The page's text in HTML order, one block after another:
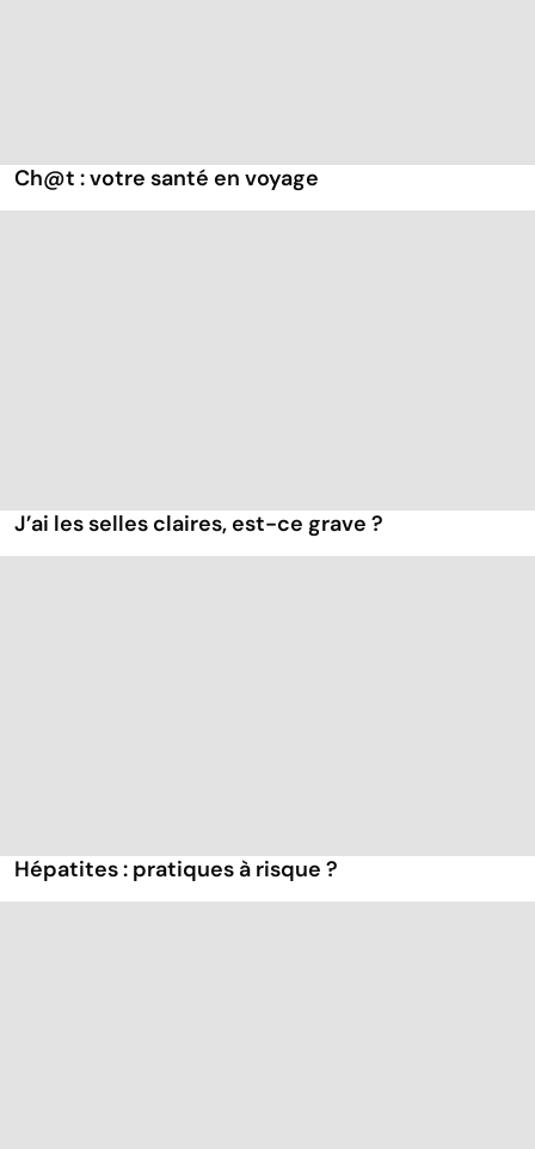
Ch@t : votre santé en voyage
J’ai les selles claires, est-ce grave ?
Hépatites : pratiques à risque ?